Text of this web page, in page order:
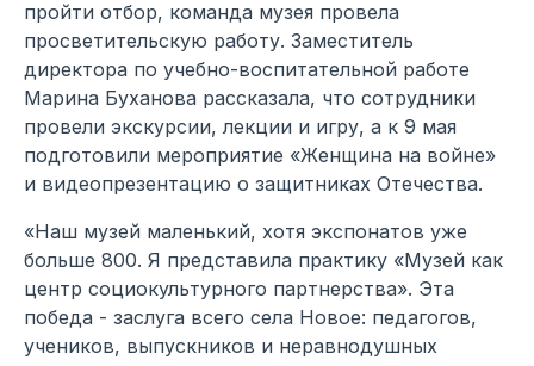
пройти отбор, команда музея провела
просветительскую работу. Заместитель
директора по учебно-воспитательной работе
Марина Буханова рассказала, что сотрудники
провели экскурсии, лекции и игру, а к 9 мая
подготовили мероприятие «Женщина на войне»
и видеопрезентацию о защитниках Отечества.
«Наш музей маленький, хотя экспонатов уже
больше 800. Я представила практику «Музей как
центр социокультурного партнерства». Эта
победа - заслуга всего села Новое: педагогов,
учеников, выпускников и неравнодушных